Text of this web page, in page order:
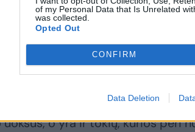
of my Personal Data that Is Unrelated
was collected.
Opted Out
CONFIRM
Data Deletion
natūraliai, kiaušinius deda
stambių paukščių
o yra ir tokių, kurios peri